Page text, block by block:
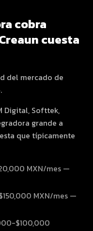
cobra
cuesta
del mercado de
Digital, Softtek,
grande a
que típicamente
MXN/mes —
MXN/mes —
$100,000